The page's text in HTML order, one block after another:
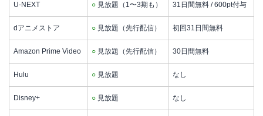
U-NEXT ○ 見放題（1〜3期も） 31日間無料 / 600pt付与
dアニメストア ○ 見放題（先行配信） 初回31日間無料
Amazon Prime Video ○ 見放題（先行配信） 30日間無料
Hulu ○ 見放題 なし
Disney+ ○ 見放題 なし